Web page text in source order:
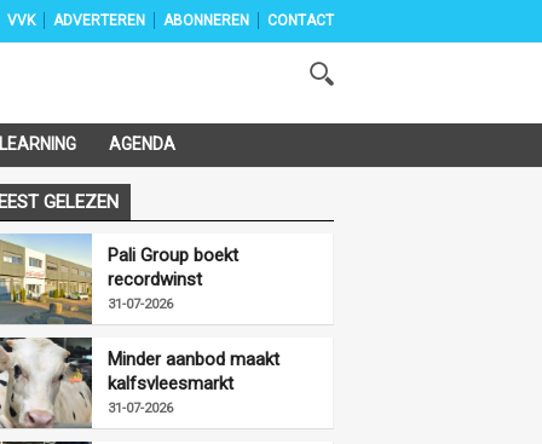
AGENDA
VVK ADVERTEREN ABONNEREN CONTACT
GELEZEN
Pali Group boekt
recordwinst
31-07-2026
Minder aanbod maakt
kalfsvleesmarkt
vriendelijker
31-07-2026